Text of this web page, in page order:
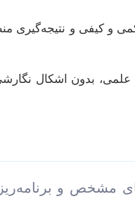
و کیفی و
بدون اشکال
مشخص و